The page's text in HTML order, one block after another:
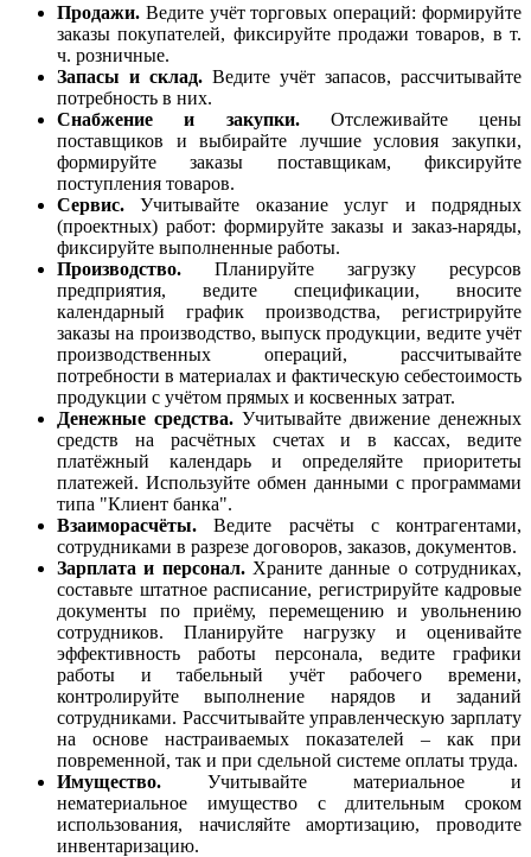
Продажи. Ведите учёт торговых операций: формируйте
заказы покупателей, фиксируйте продажи товаров, в т.
ч. розничные.
Запасы и склад. Ведите учёт запасов, рассчитывайте
потребность в них.
Снабжение и закупки.Отслеживайте цены
поставщиков и выбирайте лучшие условия закупки,
формируйте заказы поставщикам, фиксируйте
поступления товаров.
Сервис. Учитывайте оказание услуг и подрядных
(проектных) работ: формируйте заказы и заказ-наряды,
фиксируйте выполненные работы.
Производство. Планируйте загрузку ресурсов
предприятия, ведите спецификации, вносите
календарный график производства, регистрируйте
заказы на производство, выпуск продукции, ведите учёт
производственных операций, рассчитывайте
потребности в материалах и фактическую себестоимость
продукции с учётом прямых и косвенных затрат.
Денежные средства. Учитывайте движение денежных
средств на расчётных счетах и в кассах, ведите
платёжный календарь и определяйте приоритеты
платежей. Используйте обмен данными с программами
типа "Клиент банка".
Взаиморасчёты. Ведите расчёты с контрагентами,
сотрудниками в разрезе договоров, заказов, документов.
Зарплата и персонал.Храните данные о сотрудниках,
составьте штатное расписание, регистрируйте кадровые
документы по приёму, перемещению и увольнению
сотрудников. Планируйте нагрузку и оценивайте
эффективность работы персонала, ведите графики
работы и табельный учёт рабочего времени,
контролируйте выполнение нарядов и заданий
сотрудниками. Рассчитывайте управленческую зарплату
на основе настраиваемых показателей – как при
повременной, так и при сдельной системе оплаты труда.
Имущество. Учитывайте материальное и
нематериальное имущество с длительным сроком
использования, начисляйте амортизацию, проводите
инвентаризацию.